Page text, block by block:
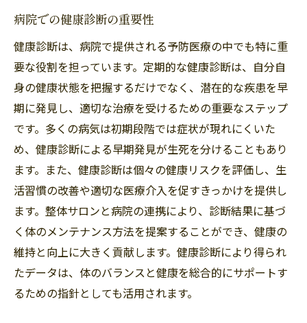
病院での健康診断の重要性
健康診断は、病院で提供される予防医療の中でも特に重
要な役割を担っています。定期的な健康診断は、自分自
身の健康状態を把握するだけでなく、潜在的な疾患を早
期に発見し、適切な治療を受けるための重要なステップ
です。多くの病気は初期段階では症状が現れにくいた
め、健康診断による早期発見が生死を分けることもあり
ます。また、健康診断は個々の健康リスクを評価し、生
活習慣の改善や適切な医療介入を促すきっかけを提供し
ます。整体サロンと病院の連携により、診断結果に基づ
く体のメンテナンス方法を提案することができ、健康の
維持と向上に大きく貢献します。健康診断により得られ
たデータは、体のバランスと健康を総合的にサポートす
るための指針としても活用されます。